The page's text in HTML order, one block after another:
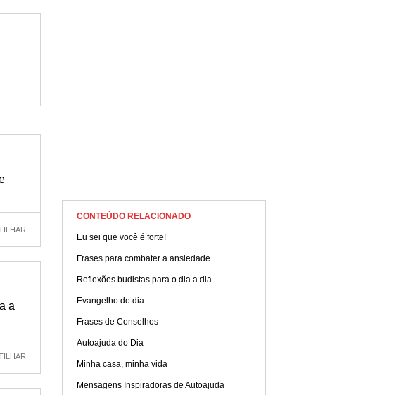
a
CONTEÚDO RELACIONADO
Eu sei que você é forte!
Frases para combater a ansiedade
Reflexões budistas para o dia a dia
Evangelho do dia
Frases de Conselhos
Autoajuda do Dia
Minha casa, minha vida
Mensagens Inspiradoras de Autoajuda